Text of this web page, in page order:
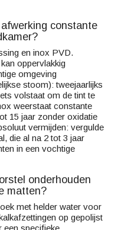
constante
en inox PVD.
oppervlakkig
omgeving
stoom): tweejaarlijks
volstaat om de tint te
weerstaat constante
15 jaar zonder oxidatie
vermijden: vergulde
die al na 2 tot 3 jaar
in een vochtige
onderhouden
matten?
met helder water voor
op gepolijst
een specifieke